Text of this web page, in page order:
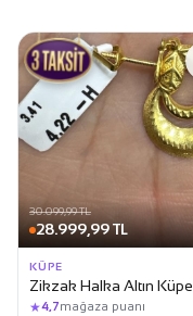
30.099,99 TL
28.999,99 TL
KÜPE
Zikzak Halka Altın Küpe
★4,7mağaza puanı